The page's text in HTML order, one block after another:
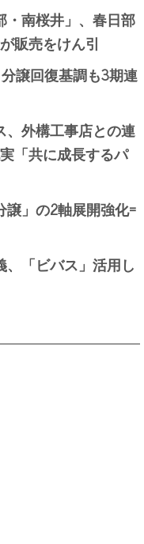
・南桜井」、春日部
販売をけん引
譲回復基調も3期連
外構工事店との連
「共に成長するパ
譲」の2軸展開強化=
「ビバス」活用し